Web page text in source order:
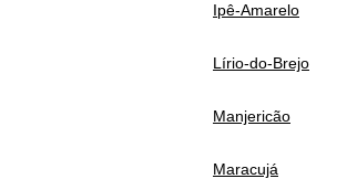
Ipê-Amarelo
Lírio-do-Brejo
Manjericão
Maracujá